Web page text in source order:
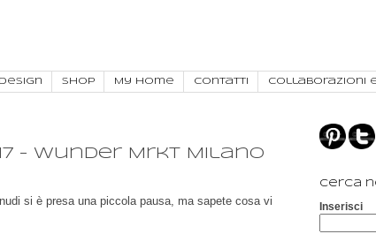
Design SHOP My Home Contatti Collaborazioni e
- Wunder Mrkt Milano
si è presa una piccola pausa, ma sapete cosa vi
Cerca
Inserisci